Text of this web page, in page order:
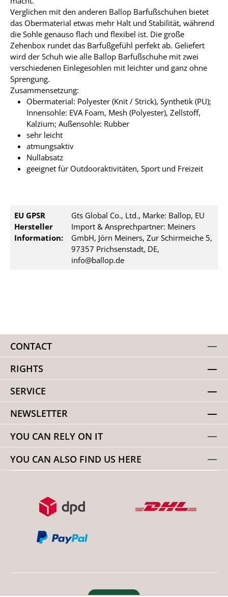
Verglichen mit den anderen Ballop Barfußschuhen bietet
das Obermaterial etwas mehr Halt und Stabilität, während
die Sohle genauso flach und flexibel ist. Die große
Zehenbox rundet das Barfußgefühl perfekt ab. Geliefert
wird der Schuh wie alle Ballop Barfußschuhe mit zwei
verschiedenen Einlegesohlen mit leichter und ganz ohne
Sprengung.
Zusammensetzung:
Obermaterial: Polyester (Knit / Strick), Synthetik (PU);
Innensohle: EVA Foam, Mesh (Polyester), Zellstoff,
Kalzium; Außensohle: Rubber
sehr leicht
atmungsaktiv
Nullabsatz
geeignet für Outdooraktivitäten, Sport und Freizeit
EU GPSR
Hersteller
Information:
Gts Global Co., Ltd., Marke: Ballop, EU
Import & Ansprechpartner: Meiners
GmbH, Jörn Meiners, Zur Schirmeiche 5,
97357 Prichsenstadt, DE,
info@ballop.de
CONTACT
RIGHTS
SERVICE
NEWSLETTER
YOU CAN RELY ON IT
YOU CAN ALSO FIND US HERE